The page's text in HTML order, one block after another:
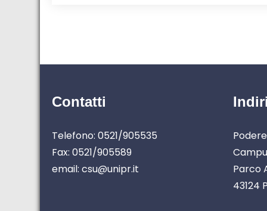
Contatti
Telefono: 0521/905535
Fax: 0521/905589
email: csu@unipr.it
Parco
43124